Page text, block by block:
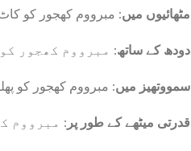
مٹھائیوں میں: مبرووم کھجور کو کاٹ
دودھ کے ساتھ: مبرووم کھجور
سمووتھیز میں: مبرووم کھجور کو
قدرتی میٹھے کے طور پر : مبرووم